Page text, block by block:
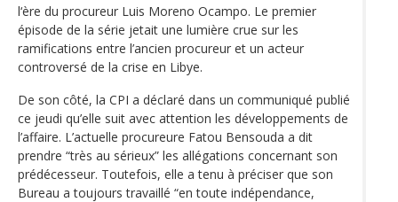
l‘ère du procureur Luis Moreno Ocampo. Le premier
épisode de la série jetait une lumière crue sur les
ramifications entre l’ancien procureur et un acteur
controversé de la crise en Libye.
De son côté, la CPI a déclaré dans un communiqué publié
ce jeudi qu’elle suit avec attention les développements de
l’affaire. L’actuelle procureure Fatou Bensouda a dit
prendre “très au sérieux” les allégations concernant son
prédécesseur. Toutefois, elle a tenu à préciser que son
Bureau a toujours travaillé “en toute indépendance,